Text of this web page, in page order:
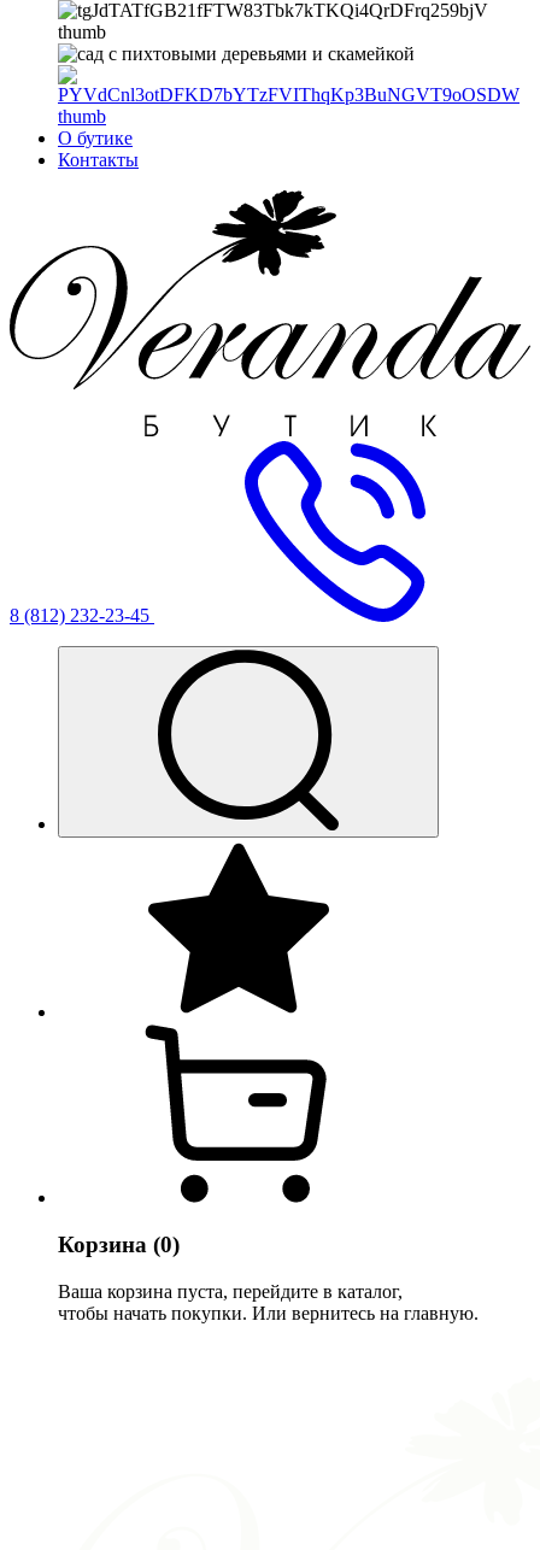
О бутике
Контакты
8 (812) 232-23-45
Корзина (0)
Ваша корзина пуста, перейдите в каталог,
чтобы начать покупки. Или вернитесь на главную.